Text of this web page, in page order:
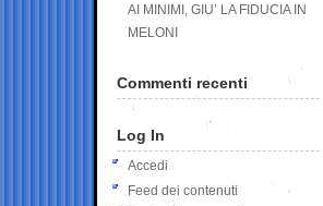
AI MINIMI, GIU’ LA FIDUCIA IN
MELONI
Commenti recenti
Log In
Accedi
Feed dei contenuti